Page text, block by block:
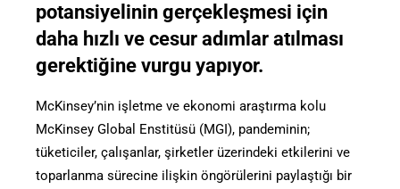
potansiyelinin gerçekleşmesi için
daha hızlı ve cesur adımlar atılması
gerektiğine vurgu yapıyor.
McKinsey’nin işletme ve ekonomi araştırma kolu
McKinsey Global Enstitüsü (MGI), pandeminin;
tüketiciler, çalışanlar, şirketler üzerindeki etkilerini ve
toparlanma sürecine ilişkin öngörülerini paylaştığı bir